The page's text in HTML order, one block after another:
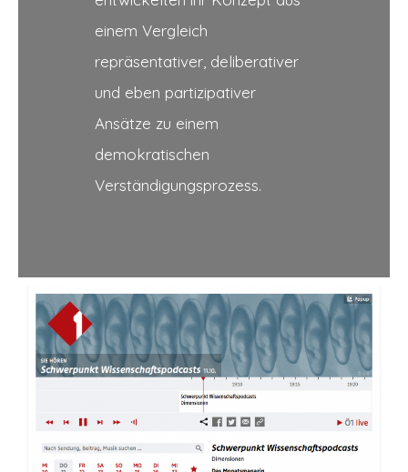
einem Vergleich
repräsentativer, deliberativer
und eben partizipativer
Ansätze zu einem
demokratischen
Verständigungsprozess.